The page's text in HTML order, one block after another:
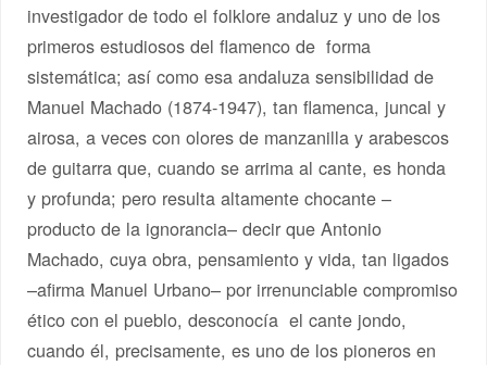
investigador de todo el folklore andaluz y uno de los
primeros estudiosos del flamenco de forma
sistemática; así como esa andaluza sensibilidad de
Manuel Machado (1874-1947), tan flamenca, juncal y
airosa, a veces con olores de manzanilla y arabescos
de guitarra que, cuando se arrima al cante, es honda
y profunda; pero resulta altamente chocante –
producto de la ignorancia– decir que Antonio
Machado, cuya obra, pensamiento y vida, tan ligados
–afirma Manuel Urbano– por irrenunciable compromiso
ético con el pueblo, desconocía el cante jondo,
cuando él, precisamente, es uno de los pioneros en